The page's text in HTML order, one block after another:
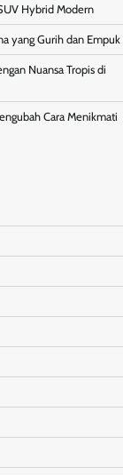
Hybrid Modern
yang Gurih dan Empuk
Nuansa Tropis di
Cara Menikmati